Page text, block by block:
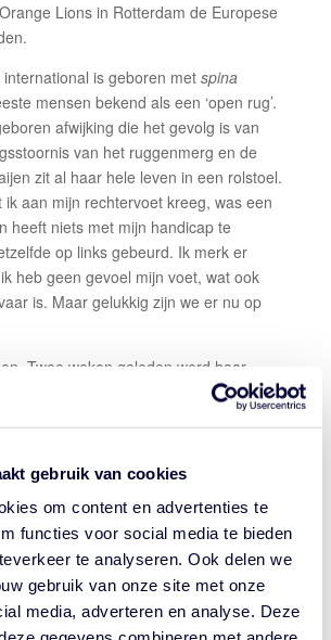
gebruik van cookies
om content en advertenties te
functies voor social media te bieden
te analyseren. Ook delen we
gebruik van onze site met onze
media, adverteren en analyse. Deze
Lions in Rotterdam de Europese
is geboren met spina
mensen bekend als een ‘open rug’.
afwijking die het gevolg is van
van het ruggenmerg en de
zit al haar hele leven in een rolstoel.
ik aan mijn rechtervoet kreeg, was een
heeft niets met mijn handicap te
op links gebeurd. Ik merk er
heb geen gevoel mijn voet, wat ook
is. Maar gelukkig zijn we er nu op
Twee weken geleden werd haar
Papendal te verlaten. Het
ging op dinsdag 17 maart dicht,
op Papendal Klein Warnsborn, waar ze
talentenselectie van het CTO en de
Onze coaches Gertjan van der
hielden ons voortdurend op de
en we volgden natuurlijk
De maatregelen werden steeds